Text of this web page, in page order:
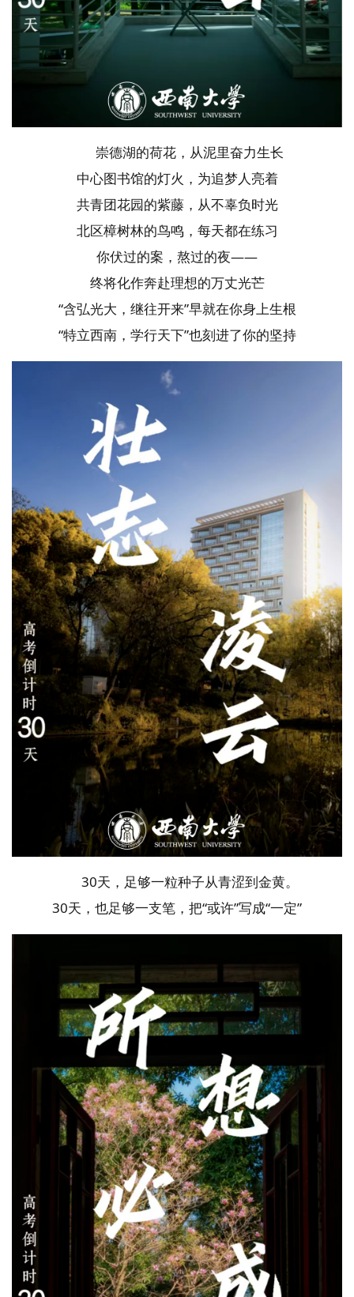
崇德湖的荷花，从泥里奋力生长
中心图书馆的灯火，为追梦人亮着
共青团花园的紫藤，从不辜负时光
北区樟树林的鸟鸣，每天都在练习
你伏过的案，熬过的夜——
终将化作奔赴理想的万丈光芒
“含弘光大，继往开来”早就在你身上生根
“特立西南，学行天下”也刻进了你的坚持
30天，足够一粒种子从青涩到金黄。
30天，也足够一支笔，把“或许”写成“一定”